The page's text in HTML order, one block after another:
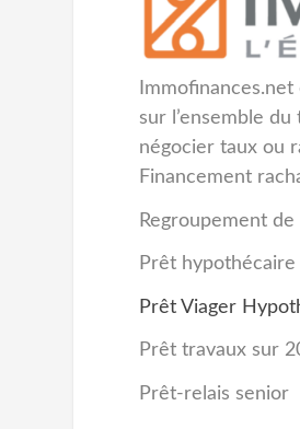
sur l’ensemble
négocier taux ou
Financement
Regroupement
Prêt
Prêt Viager
Prêt travaux sur
Prêt-relais senior